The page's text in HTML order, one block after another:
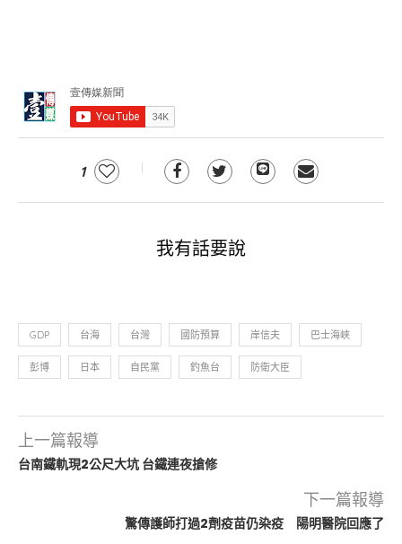
1
我有話要說
GDP 台海 台灣 國防預算 岸信夫 巴士海峽
彭博 日本 自民黨 釣魚台 防衛大臣
上一篇報導
台南鐵軌現2公尺大坑 台鐵連夜搶修
下一篇報導
驚傳護師打過2劑疫苗仍染疫 陽明醫院回應了